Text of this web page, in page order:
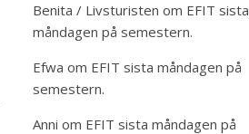
Benita / Livsturisten om EFIT sista
måndagen på semestern.
Efwa om EFIT sista måndagen på
semestern.
Anni om EFIT sista måndagen på